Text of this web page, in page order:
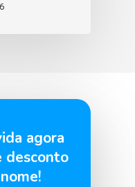
a comment.
agora
desconto